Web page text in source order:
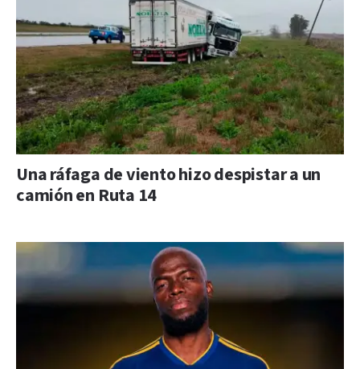
Una ráfaga de viento hizo despistar a un
camión en Ruta 14